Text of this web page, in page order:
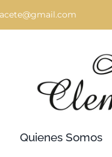
Quienes Somos